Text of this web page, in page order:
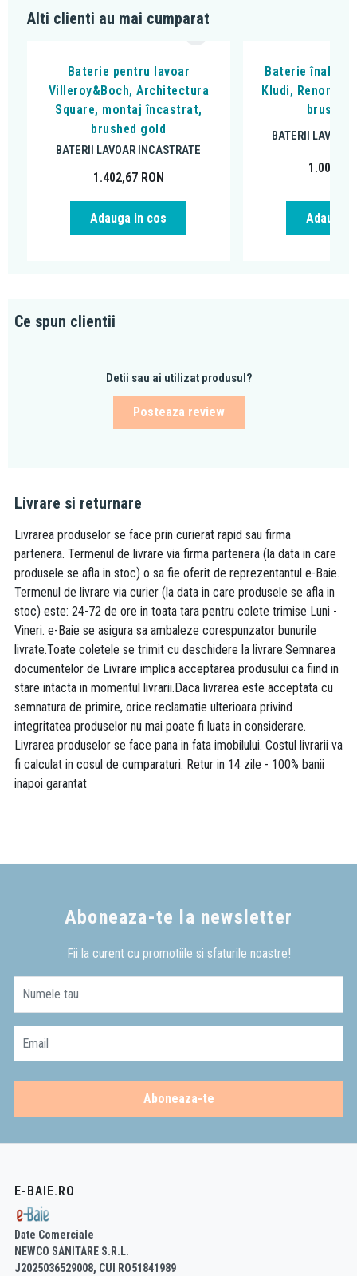
Alti clienti au mai cumparat
Baterie pentru lavoar
Villeroy&Boch, Architectura
Square, montaj încastrat,
brushed gold
BATERII LAVOAR INCASTRATE
1.402,67 RON
Adauga in cos
Baterie înaltă
Kludi, Renon
brushed
BATERII LAVOAR
1.007,05
Adauga
Ce spun clientii
Detii sau ai utilizat produsul?
Posteaza review
Livrare si returnare
Livrarea produselor se face prin curierat rapid sau firma
partenera. Termenul de livrare via firma partenera (la data in care
produsele se afla in stoc) o sa fie oferit de reprezentantul e-Baie.
Termenul de livrare via curier (la data in care produsele se afla in
stoc) este: 24-72 de ore in toata tara pentru colete trimise Luni -
Vineri. e-Baie se asigura sa ambaleze corespunzator bunurile
livrate.Toate coletele se trimit cu deschidere la livrare.Semnarea
documentelor de Livrare implica acceptarea produsului ca fiind in
stare intacta in momentul livrarii.Daca livrarea este acceptata cu
semnatura de primire, orice reclamatie ulterioara privind
integritatea produselor nu mai poate fi luata in considerare.
Livrarea produselor se face pana in fata imobilului. Costul livrarii va
fi calculat in cosul de cumparaturi. Retur in 14 zile - 100% banii
inapoi garantat
Aboneaza-te la newsletter
Fii la curent cu promotiile si sfaturile noastre!
Numele tau
Email
Aboneaza-te
E-BAIE.RO
Date Comerciale
NEWCO SANITARE S.R.L.
J2025036529008, CUI RO51841989